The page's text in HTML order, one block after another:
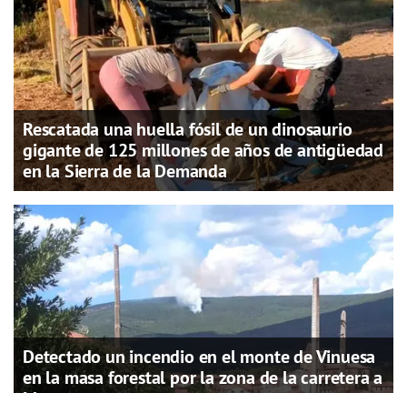
Rescatada una huella fósil de un dinosaurio
gigante de 125 millones de años de antigüedad
en la Sierra de la Demanda
Detectado un incendio en el monte de Vinuesa
en la masa forestal por la zona de la carretera a